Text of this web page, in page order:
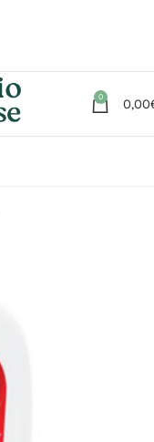
0 0,00